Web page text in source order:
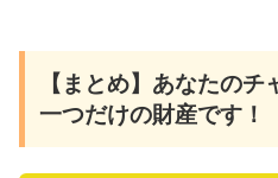
【まとめ】あなたの
一つだけの財産です！